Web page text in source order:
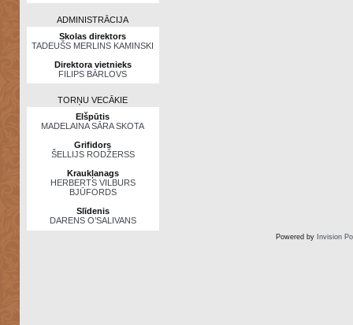
ADMINISTRĀCIJA
Skolas direktors
TADEUŠS MERLINS KAMINSKI
Direktora vietnieks
FILIPS BĀRLOVS
TORŅU VECĀKIE
Elšpūtis
MADELAINA SĀRA SKOTA
Grifidors
ŠELLIJS RODŽERSS
Kraukļanags
HERBERTS VILBURS
BJŪFORDS
Slīdenis
DARENS O’SALIVANS
Powered by Invision